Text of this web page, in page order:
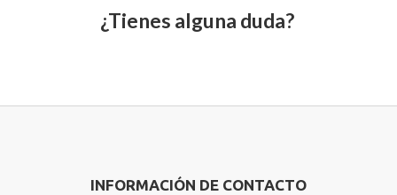
¿Tienes alguna duda?
INFORMACIÓN DE CONTACTO